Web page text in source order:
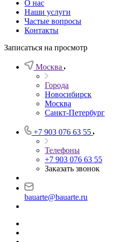
О нас
Наши услуги
Частые вопросы
Контакты
Записаться на просмотр
Москва
Города
Новосибирск
Москва
Санкт-Петербург
+7 903 076 63 55
Телефоны
+7 903 076 63 55
Заказать звонок
bauarte@bauarte.ru